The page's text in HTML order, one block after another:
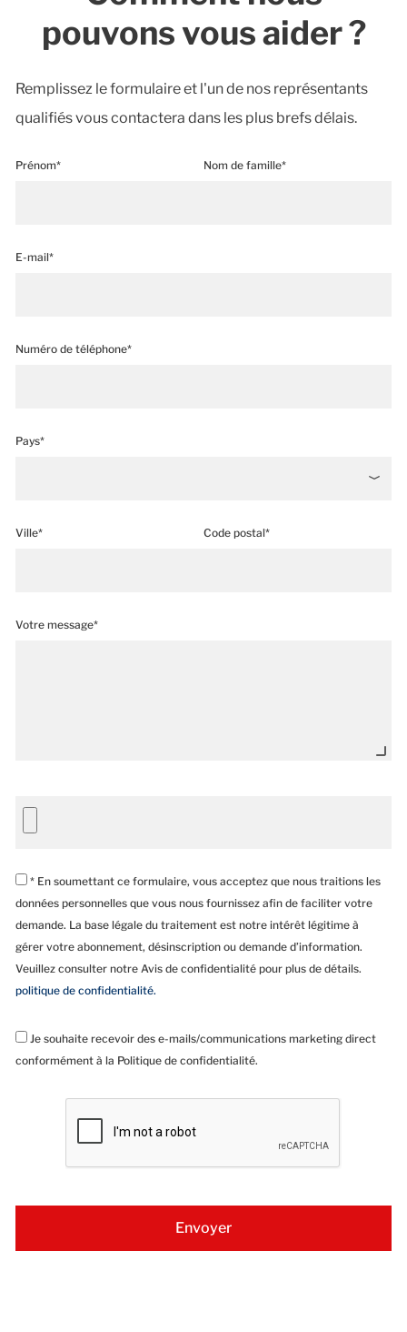
pouvons vous aider ?
Remplissez le formulaire et l'un de nos représentants
qualifiés vous contactera dans les plus brefs délais.
Prénom* Nom de famille*
E-mail*
Numéro de téléphone*
Pays*
Ville* Code postal*
Votre message*
* En soumettant ce formulaire, vous acceptez que nous traitions les
données personnelles que vous nous fournissez afin de faciliter votre
demande. La base légale du traitement est notre intérêt légitime à
gérer votre abonnement, désinscription ou demande d’information.
Veuillez consulter notre Avis de confidentialité pour plus de détails.
politique de confidentialité.
Je souhaite recevoir des e-mails/communications marketing direct
conformément à la Politique de confidentialité.